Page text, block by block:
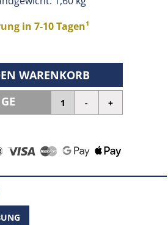
in 7-10 Tagen¹
WARENKORB